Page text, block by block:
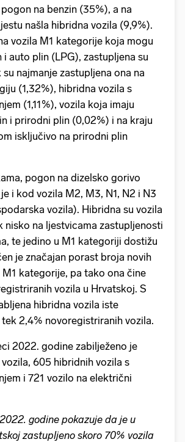
na benzin (35%), a na
našla hibridna vozila (9,9%).
vozila M1 kategorije koja mogu
i auto plin (LPG), zastupljena su
najmanje zastupljena ona na
(1,32%), hibridna vozila s
(1,11%), vozila koja imaju
i prirodni plin (0,02%) i na kraju
isključivo na prirodni plin
pogon na dizelsko gorivo
i kod vozila M2, M3, N1, N2 i N3
vozila). Hibridna su vozila
nisko na ljestvicama zastupljenosti
te jedino u M1 kategoriji dostižu
je značajan porast broja novih
kategorije, pa tako ona čine
vozila u Hrvatskoj. S
hibridna vozila iste
2,4% novoregistriranih vozila.
2022. godine zabilježeno je
605 hibridnih vozila s
i 721 vozilo na električni
godine pokazuje da je u
zastupljeno skoro 70% vozila